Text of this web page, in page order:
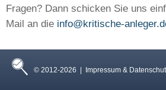
Fragen? Dann schicken Sie uns
Mail an die info@kritische-
© 2012-2026 | Impressum &